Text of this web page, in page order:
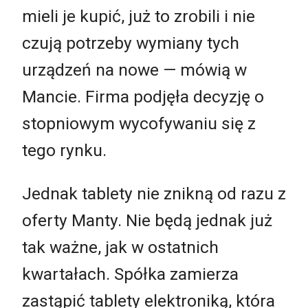
mieli je kupić, już to zrobili i nie
czują potrzeby wymiany tych
urządzeń na nowe — mówią w
Mancie. Firma podjęła decyzję o
stopniowym wycofywaniu się z
tego rynku.
Jednak tablety nie znikną od razu z
oferty Manty. Nie będą jednak już
tak ważne, jak w ostatnich
kwartałach. Spółka zamierza
zastąpić tablety elektroniką, która